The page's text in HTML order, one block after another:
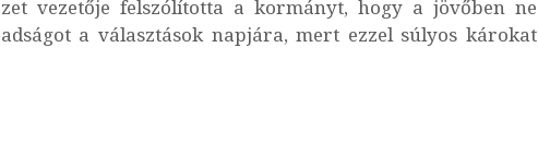
vezetője felszólította a kormányt, hogy a jövőben ne
a választások napjára, mert ezzel súlyos károkat